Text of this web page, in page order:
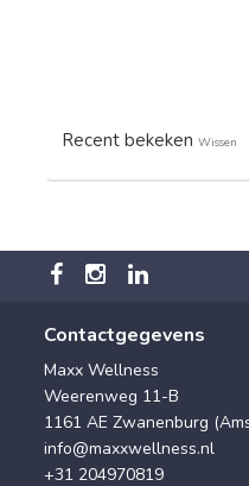
Recent bekeken Wissen
Contactgegevens
Maxx Wellness
Weerenweg 11-B
1161 AE Zwanenburg
info@maxxwellness.nl
+31 204970819